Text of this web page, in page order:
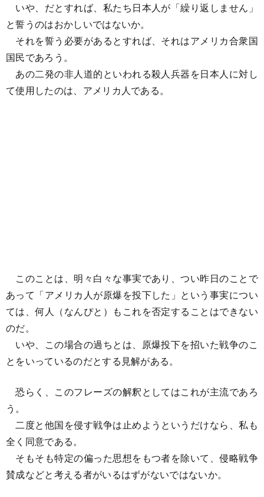
いや、だとすれば、私たち日本人が「繰り返しません」
と誓うのはおかしいではないか。
それを誓う必要があるとすれば、それはアメリカ合衆国
国民であろう。
あの二発の非人道的といわれる殺人兵器を日本人に対し
て使用したのは、アメリカ人である。
このことは、明々白々な事実であり、つい昨日のことで
あって「アメリカ人が原爆を投下した」という事実につい
ては、何人（なんぴと）もこれを否定することはできない
のだ。
いや、この場合の過ちとは、原爆投下を招いた戦争のこ
とをいっているのだとする見解がある。
恐らく、このフレーズの解釈としてはこれが主流であろ
う。
二度と他国を侵す戦争は止めようというだけなら、私も
全く同意である。
そもそも特定の偏った思想をもつ者を除いて、侵略戦争
賛成などと考える者がいるはずがないではないか。